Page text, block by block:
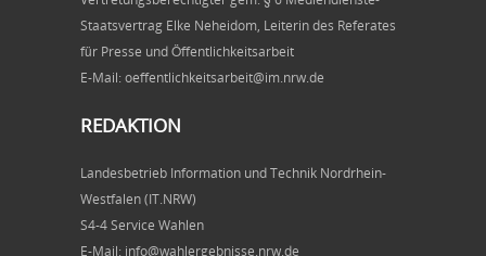
Staatsvertrag Elke Neheidom, Leiterin des Referates
für Presse und Öffentlichkeitsarbeit
E-Mail: oeffentlichkeitsarbeit@im.nrw.de
REDAKTION
Landesbetrieb Information und Technik Nordrhein-
Westfalen (IT.NRW)
S4-4 Service Wahlen
E-Mail: info@wahlergebnisse.nrw.de